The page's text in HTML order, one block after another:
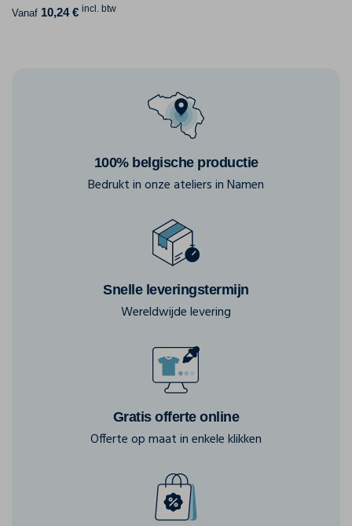
Vanaf 10,24 € incl. btw
100% belgische productie
Bedrukt in onze ateliers in Namen
Snelle leveringstermijn
Wereldwijde levering
Gratis offerte online
Offerte op maat in enkele klikken